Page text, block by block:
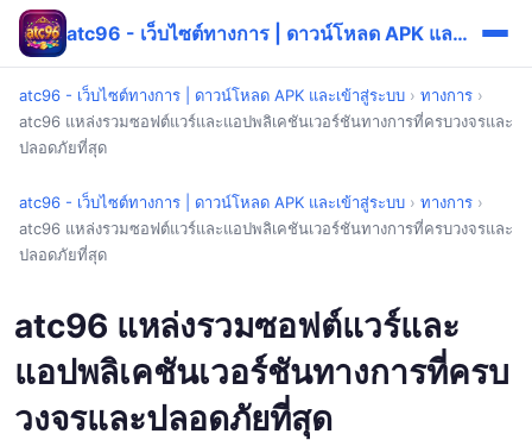
atc96 - เว็บไซต์ทางการ | ดาวน์โหลด APK และเข้าสู่ระบบ
atc96 - เว็บไซต์ทางการ | ดาวน์โหลด APK และเข้าสู่ระบบ › ทางการ ›
atc96 แหล่งรวมซอฟต์แวร์และแอปพลิเคชันเวอร์ชันทางการที่ครบวงจรและ
ปลอดภัยที่สุด
atc96 - เว็บไซต์ทางการ | ดาวน์โหลด APK และเข้าสู่ระบบ › ทางการ ›
atc96 แหล่งรวมซอฟต์แวร์และแอปพลิเคชันเวอร์ชันทางการที่ครบวงจรและ
ปลอดภัยที่สุด
atc96 แหล่งรวมซอฟต์แวร์และ
แอปพลิเคชันเวอร์ชันทางการที่ครบ
วงจรและปลอดภัยที่สุด